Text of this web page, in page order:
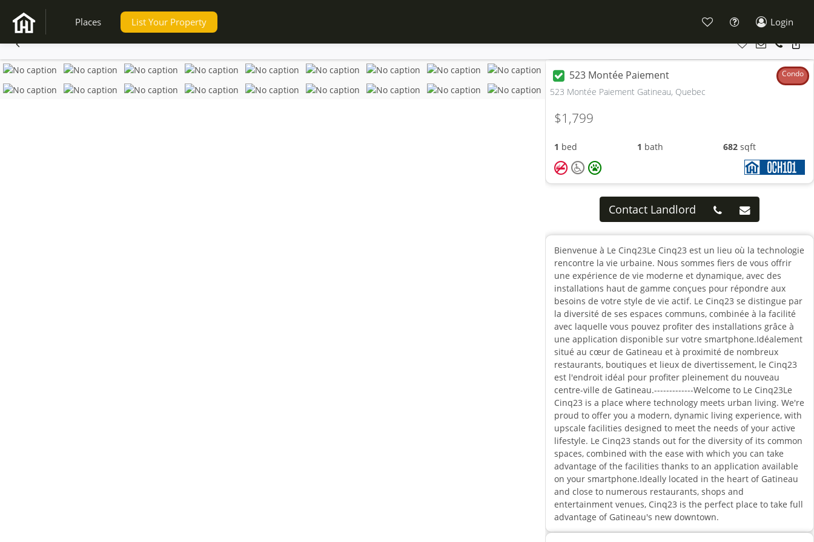
Places List Your Property Login
523 Montée Paiement Condo
523 Montée Paiement Gatineau, Quebec
$1,799
1 bed 1 bath 682sqft
Contact Landlord
Bienvenue à Le Cinq23Le Cinq23 est un lieu où la technologie
rencontre la vie urbaine. Nous sommes fiers de vous offrir
une expérience de vie moderne et dynamique, avec des
installations haut de gamme conçues pour répondre aux
besoins de votre style de vie actif. Le Cinq23 se distingue par
la diversité de ses espaces communs, combinée à la facilité
avec laquelle vous pouvez profiter des installations grâce à
une application disponible sur votre smartphone.Idéalement
situé au cœur de Gatineau et à proximité de nombreux
restaurants, boutiques et lieux de divertissement, le Cinq23
est l'endroit idéal pour profiter pleinement du nouveau
centre-ville de Gatineau.-------------Welcome to Le Cinq23Le
Cinq23 is a place where technology meets urban living. We're
proud to offer you a modern, dynamic living experience, with
upscale facilities designed to meet the needs of your active
lifestyle. Le Cinq23 stands out for the diversity of its common
spaces, combined with the ease with which you can take
advantage of the facilities thanks to an application available
on your smartphone.Ideally located in the heart of Gatineau
and close to numerous restaurants, shops and
entertainment venues, Cinq23 is the perfect place to take full
advantage of Gatineau's new downtown.